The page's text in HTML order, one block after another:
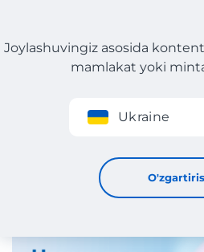
Roʻyxatdan oʻtish
Joylashuvingiz asosida
mamlakat yoki
Ukraine
AQSh va Yevropada
ajoyib tarzda boshlang!